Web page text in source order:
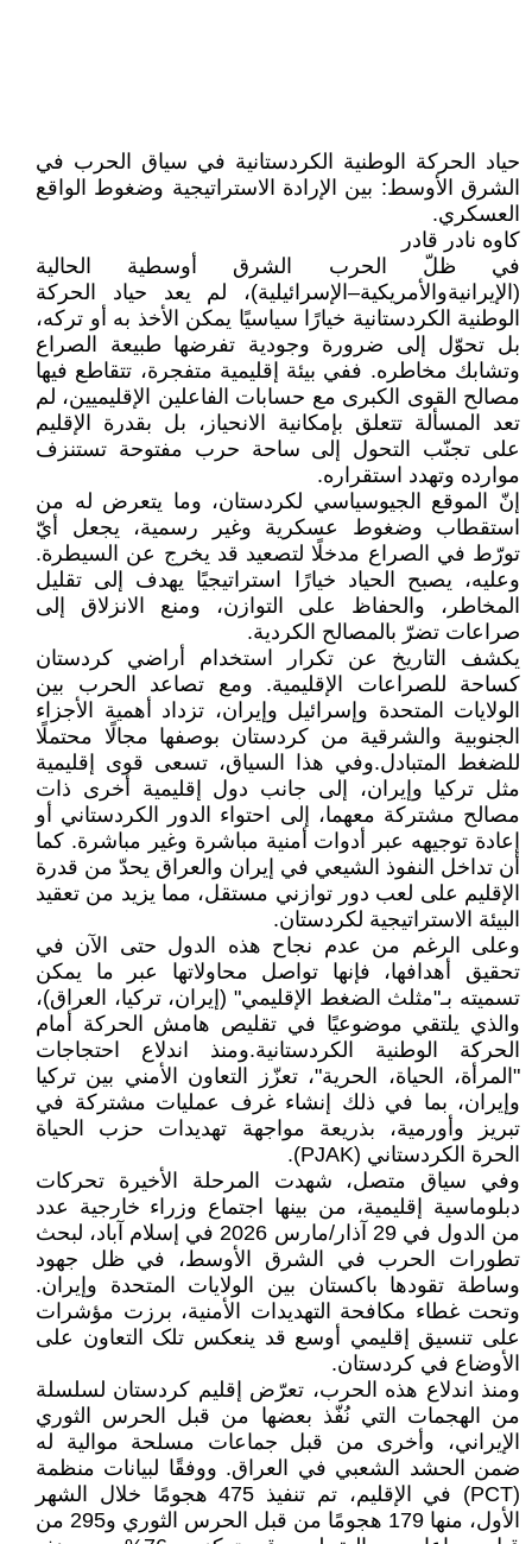
حياد الحركة الوطنية الكردستانية في سياق الحرب في
الشرق الأوسط: بين الإرادة الاستراتيجية وضغوط الواقع
العسكري.
كاوه نادر قادر
في ظلّ الحرب الشرق أوسطية الحالية
(الإيرانيةوالأمريكية–الإسرائيلية)، لم يعد حياد الحركة
الوطنية الكردستانية خيارًا سياسيًا يمكن الأخذ به أو تركه،
بل تحوّل إلى ضرورة وجودية تفرضها طبيعة الصراع
وتشابك مخاطره. ففي بيئة إقليمية متفجرة، تتقاطع فيها
مصالح القوى الكبرى مع حسابات الفاعلين الإقليميين، لم
تعد المسألة تتعلق بإمكانية الانحياز، بل بقدرة الإقليم
على تجنّب التحول إلى ساحة حرب مفتوحة تستنزف
موارده وتهدد استقراره.
إنّ الموقع الجيوسياسي لكردستان، وما يتعرض له من
استقطاب وضغوط عسكرية وغير رسمية، يجعل أيّ
تورّط في الصراع مدخلًا لتصعيد قد يخرج عن السيطرة.
وعليه، يصبح الحياد خيارًا استراتيجيًا يهدف إلى تقليل
المخاطر، والحفاظ على التوازن، ومنع الانزلاق إلى
صراعات تضرّ بالمصالح الكردية.
يكشف التاريخ عن تكرار استخدام أراضي كردستان
كساحة للصراعات الإقليمية. ومع تصاعد الحرب بين
الولايات المتحدة وإسرائيل وإيران، تزداد أهمية الأجزاء
الجنوبية والشرقية من كردستان بوصفها مجالًا محتملًا
للضغط المتبادل.وفي هذا السياق، تسعى قوى إقليمية
مثل تركيا وإيران، إلى جانب دول إقليمية أخرى ذات
مصالح مشتركة معهما، إلى احتواء الدور الكردستاني أو
إعادة توجيهه عبر أدوات أمنية مباشرة وغير مباشرة. كما
أن تداخل النفوذ الشيعي في إيران والعراق يحدّ من قدرة
الإقليم على لعب دور توازني مستقل، مما يزيد من تعقيد
البيئة الاستراتيجية لكردستان.
وعلى الرغم من عدم نجاح هذه الدول حتى الآن في
تحقيق أهدافها، فإنها تواصل محاولاتها عبر ما يمكن
تسميته بـ"مثلث الضغط الإقليمي" (إيران، تركيا، العراق)،
والذي يلتقي موضوعيًا في تقليص هامش الحركة أمام
الحركة الوطنية الكردستانية.ومنذ اندلاع احتجاجات
"المرأة، الحياة، الحرية"، تعزّز التعاون الأمني بين تركيا
وإيران، بما في ذلك إنشاء غرف عمليات مشتركة في
تبريز وأورمية، بذريعة مواجهة تهديدات حزب الحياة
الحرة الكردستاني (PJAK).
وفي سياق متصل، شهدت المرحلة الأخيرة تحركات
دبلوماسية إقليمية، من بينها اجتماع وزراء خارجية عدد
من الدول في 29 آذار/مارس 2026 في إسلام آباد، لبحث
تطورات الحرب في الشرق الأوسط، في ظل جهود
وساطة تقودها باكستان بين الولايات المتحدة وإيران.
وتحت غطاء مكافحة التهديدات الأمنية، برزت مؤشرات
على تنسيق إقليمي أوسع قد ينعكس تلک التعاون على
الأوضاع في كردستان.
ومنذ اندلاع هذه الحرب، تعرّض إقليم كردستان لسلسلة
من الهجمات التي نُفّذ بعضها من قبل الحرس الثوري
الإيراني، وأخرى من قبل جماعات مسلحة موالية له
ضمن الحشد الشعبي في العراق. ووفقًا لبيانات منظمة
(PCT) في الإقليم، تم تنفيذ 475 هجومًا خلال الشهر
الأول، منها 179 هجومًا من قبل الحرس الثوري و295 من